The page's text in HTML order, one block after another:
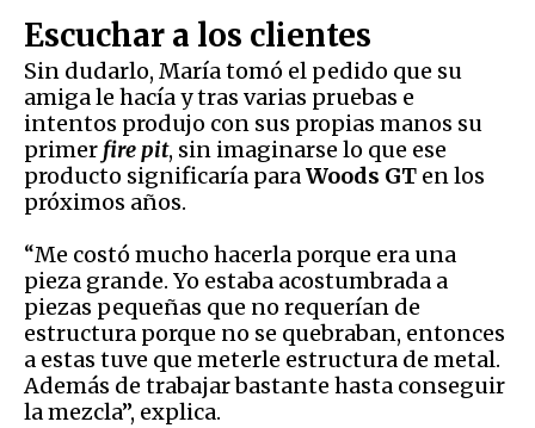
Escuchar a los clientes
Sin dudarlo, María tomó el pedido que su
amiga le hacía y tras varias pruebas e
intentos produjo con sus propias manos su
primer fire pit, sin imaginarse lo que ese
producto significaría paraWoods GT en los
próximos años.
“Me costó mucho hacerla porque era una
pieza grande. Yo estaba acostumbrada a
piezas pequeñas que no requerían de
estructura porque no se quebraban, entonces
a estas tuve que meterle estructura de metal.
Además de trabajar bastante hasta conseguir
la mezcla”, explica.